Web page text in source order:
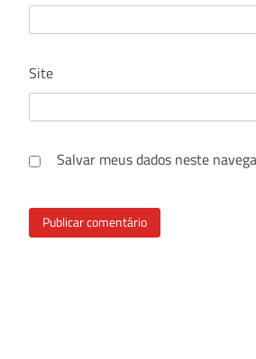
Site
Salvar meus dados neste